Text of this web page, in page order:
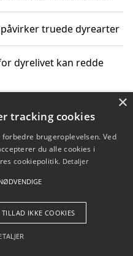
truede dyrearter
dyrelivet kan redde
støtte bevarelsen
Pilanto Aps
Betingelser
×
tracking cookies
brugeroplevelsen. Ved
du alle cookies i
cookiepolitik. Detaljer
TILLAD IKKE COOKIES